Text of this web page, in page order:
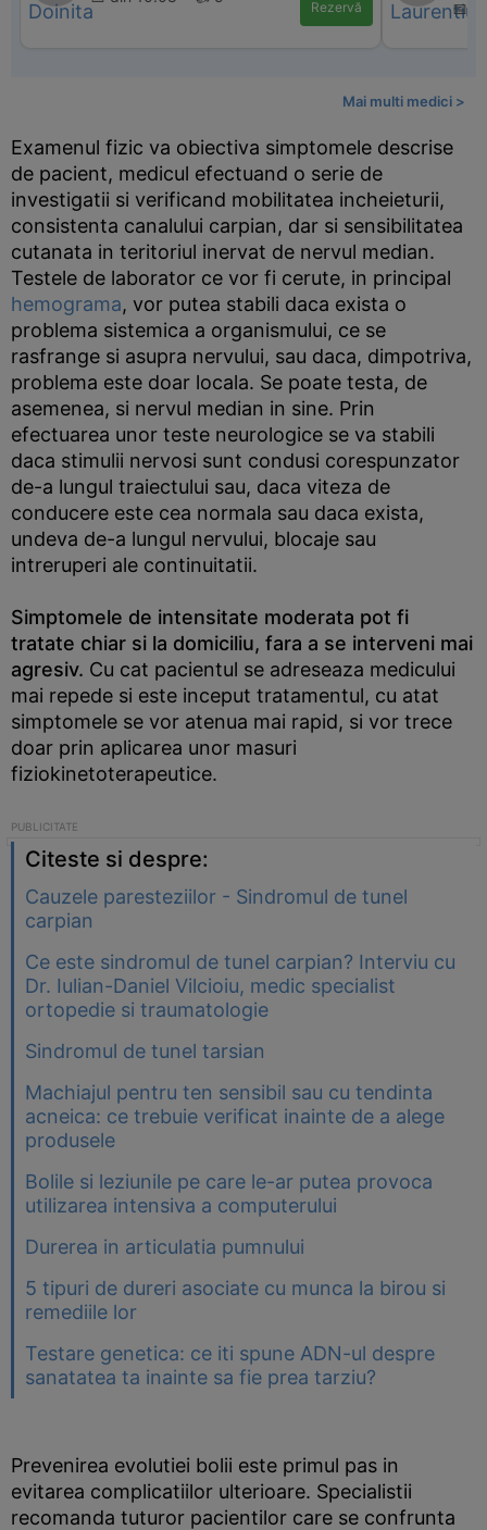
Rezervă 📅
Mai multi medici >
Examenul fizic va obiectiva simptomele descrise
de pacient, medicul efectuand o serie de
investigatii si verificand mobilitatea incheieturii,
consistenta canalului carpian, dar si sensibilitatea
cutanata in teritoriul inervat de nervul median.
Testele de laborator ce vor fi cerute, in principal
hemograma, vor putea stabili daca exista o
problema sistemica a organismului, ce se
rasfrange si asupra nervului, sau daca, dimpotriva,
problema este doar locala. Se poate testa, de
asemenea, si nervul median in sine. Prin
efectuarea unor teste neurologice se va stabili
daca stimulii nervosi sunt condusi corespunzator
de-a lungul traiectului sau, daca viteza de
conducere este cea normala sau daca exista,
undeva de-a lungul nervului, blocaje sau
intreruperi ale continuitatii.
Simptomele de intensitate moderata pot fi
tratate chiar si la domiciliu, fara a se interveni mai
agresiv. Cu cat pacientul se adreseaza medicului
mai repede si este inceput tratamentul, cu atat
simptomele se vor atenua mai rapid, si vor trece
doar prin aplicarea unor masuri
fiziokinetoterapeutice.
Citeste si despre:
Cauzele paresteziilor - Sindromul de tunel
carpian
Ce este sindromul de tunel carpian? Interviu cu
Dr. Iulian-Daniel Vilcioiu, medic specialist
ortopedie si traumatologie
Sindromul de tunel tarsian
Machiajul pentru ten sensibil sau cu tendinta
acneica: ce trebuie verificat inainte de a alege
produsele
Bolile si leziunile pe care le-ar putea provoca
utilizarea intensiva a computerului
Durerea in articulatia pumnului
5 tipuri de dureri asociate cu munca la birou si
remediile lor
Testare genetica: ce iti spune ADN-ul despre
sanatatea ta inainte sa fie prea tarziu?
Prevenirea evolutiei bolii este primul pas in
evitarea complicatiilor ulterioare. Specialistii
recomanda tuturor pacientilor care se confrunta